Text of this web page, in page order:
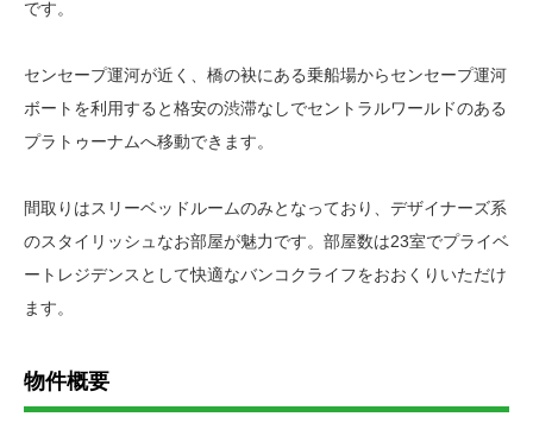
です。
センセープ運河が近く、橋の袂にある乗船場からセンセープ運河
ボートを利用すると格安の渋滞なしでセントラルワールドのある
プラトゥーナムへ移動できます。
間取りはスリーベッドルームのみとなっており、デザイナーズ系
のスタイリッシュなお部屋が魅力です。部屋数は23室でプライベ
ートレジデンスとして快適なバンコクライフをおおくりいただけ
ます。
物件概要